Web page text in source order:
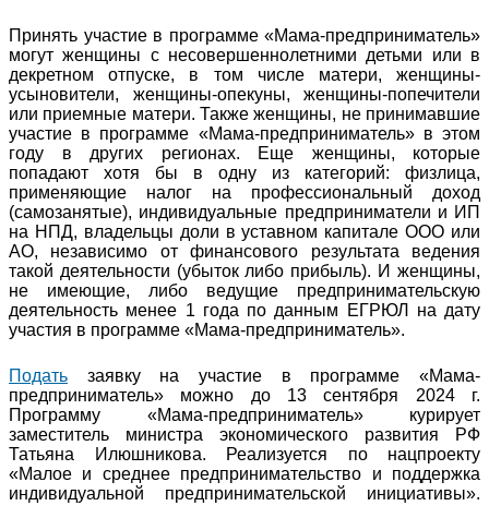
Принять участие в программе «Мама-предприниматель»
могут женщины с несовершеннолетними детьми или в
декретном отпуске, в том числе матери, женщины-
усыновители, женщины-опекуны, женщины-попечители
или приемные матери. Также женщины, не принимавшие
участие в программе «Мама-предприниматель» в этом
году в других регионах. Еще женщины, которые
попадают хотя бы в одну из категорий: физлица,
применяющие налог на профессиональный доход
(самозанятые), индивидуальные предприниматели и ИП
на НПД, владельцы доли в уставном капитале ООО или
АО, независимо от финансового результата ведения
такой деятельности (убыток либо прибыль). И женщины,
не имеющие, либо ведущие предпринимательскую
деятельность менее 1 года по данным ЕГРЮЛ на дату
участия в программе «Мама-предприниматель».
Подать заявку на участие в программе «Мама-
предприниматель» можно до 13 сентября 2024 г.
Программу «Мама-предприниматель» курирует
заместитель министра экономического развития РФ
Татьяна Илюшникова. Реализуется по нацпроекту
«Малое и среднее предпринимательство и поддержка
индивидуальной предпринимательской инициативы».